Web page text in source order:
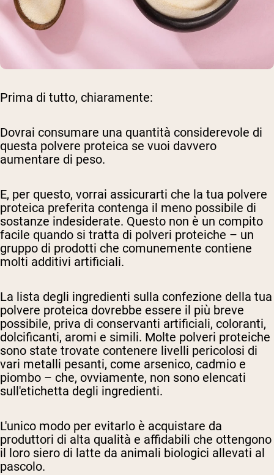
Prima di tutto, chiaramente:
Dovrai consumare una quantità considerevole di
questa polvere proteica se vuoi davvero
aumentare di peso.
E, per questo, vorrai assicurarti che la tua polvere
proteica preferita contenga il meno possibile di
sostanze indesiderate. Questo non è un compito
facile quando si tratta di polveri proteiche – un
gruppo di prodotti che comunemente contiene
molti additivi artificiali.
La lista degli ingredienti sulla confezione della tua
polvere proteica dovrebbe essere il più breve
possibile, priva di conservanti artificiali, coloranti,
dolcificanti, aromi e simili. Molte polveri proteiche
sono state trovate contenere livelli pericolosi di
vari metalli pesanti, come arsenico, cadmio e
piombo – che, ovviamente, non sono elencati
sull'etichetta degli ingredienti.
L'unico modo per evitarlo è acquistare da
produttori di alta qualità e affidabili che ottengono
il loro siero di latte da animali biologici allevati al
pascolo.